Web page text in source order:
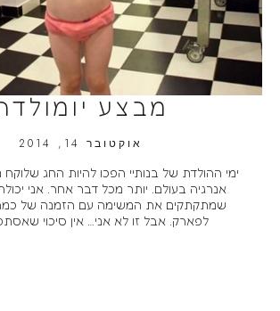
מבצע
אוקטובר 14, 2014
ימי ההולדת של בנותיי הפכו להיות החג
אנרגיה בעולם. יותר מכל דבר אחר. אני
שמתקתקים את המשימה עם הזמנה של
לפארק. אבל זו לא אני… אין סיכוי